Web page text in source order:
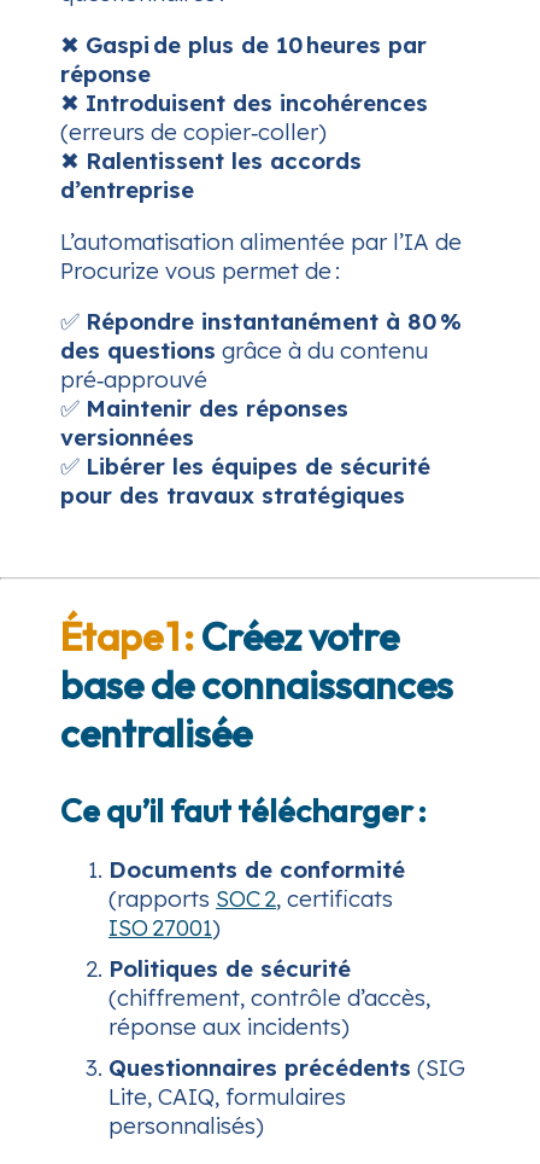
✖ Gaspi de plus de 10 heures par
réponse
✖ Introduisent des incohérences
(erreurs de copier‑coller)
✖ Ralentissent les accords
d’entreprise
L’automatisation alimentée par l’IA de
Procurize vous permet de :
✅ Répondre instantanément à 80 %
des questions grâce à du contenu
pré‑approuvé
✅ Maintenir des réponses
versionnées
✅ Libérer les équipes de sécurité
pour des travaux stratégiques
Étape 1 :Créez votre
base de connaissances
centralisée
Ce qu’il faut télécharger :
Documents de conformité
(rapports SOC 2, certificats
ISO 27001)
Politiques de sécurité
(chiffrement, contrôle d’accès,
réponse aux incidents)
Questionnaires précédents (SIG
Lite, CAIQ, formulaires
personnalisés)